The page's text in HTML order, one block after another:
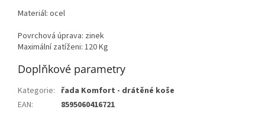
Materiál: ocel
Povrchová úprava: zinek
Maximální zatíženi: 120 Kg
Doplňkové parametry
Kategorie: řada Komfort - drátěné koše
EAN: 8595060416721